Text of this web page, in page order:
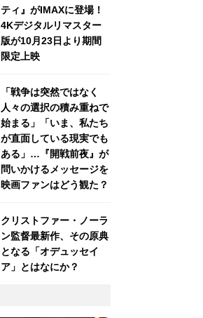
ティ』がIMAXに登場！
4Kデジタルリマスター
版が10月23日より期間
限定上映
「戦争は突然ではなく
人々の選択の積み重ねで
始まる」「いま、私たち
が直面している現実でも
ある」…『開戦前夜』が
問いかけるメッセージを
映画ファンはどう観た？
クリストファー・ノーラ
ン監督最新作、その原典
となる「オデュッセイ
ア」とはなにか？